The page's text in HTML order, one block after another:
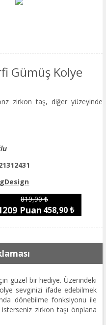
Gümüş Kolye
zirkon taş, diğer yüzeyinde
819,90 ₺
Puan 458,90 ₺
güzel bir hediye. Üzerindeki
sevginizi ifade edebilmek
dönebilme fonksiyonu ile
zirkon taşı önplana